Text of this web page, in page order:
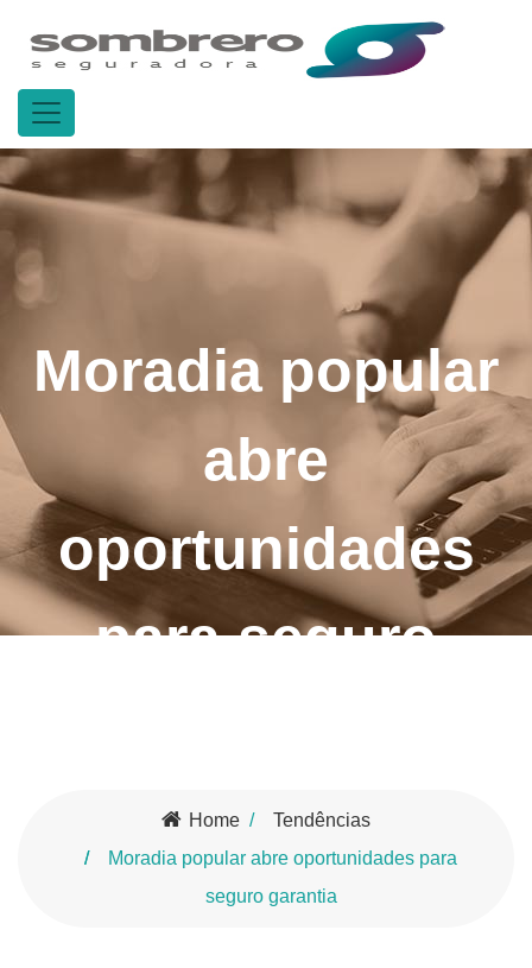
Moradia popular
abre
oportunidades
para seguro
Home
Tendências
Moradia popular abre oportunidades para
seguro garantia